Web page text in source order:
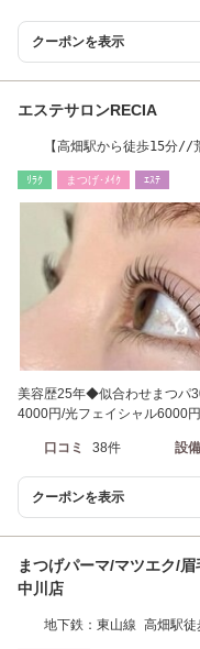
クーポンを表示
エステサロンRECIA
【高畑駅から徒歩15分//
ﾘﾗｸ まつげ･ﾒｲｸ ｴｽﾃ
美容歴25年◆似合わせまつパ
4000円/光フェイシャル6000円
口コミ 38件 設備
クーポンを表示
まつげパーマ/マツエク/
中川店
地下鉄：東山線 高畑駅徒